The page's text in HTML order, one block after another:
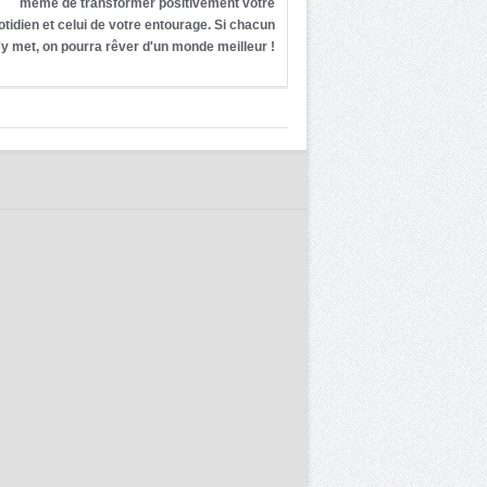
même de transformer positivement votre
et celui de votre entourage. Si chacun
met, on pourra rêver d'un monde meilleur !